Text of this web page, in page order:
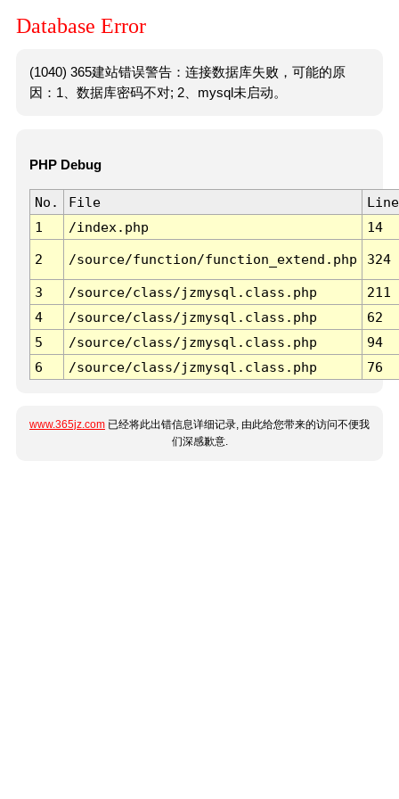
Database Error
(1040) 365建站错误警告：连接数据库失败，可能的原
因：1、数据库密码不对; 2、mysql未启动。
PHP Debug
No. File
Line
1
/index.php 14
2 /source/function/function_extend.php 324
3 /source/class/jzmysql.class.php
211
4
/source/class/jzmysql.class.php
62
5
/source/class/jzmysql.class.php
94
6
/source/class/jzmysql.class.php 76
www.365jz.com 已经将此出错信息详细记录, 由此给您带来的访问不便我
们深感歉意.